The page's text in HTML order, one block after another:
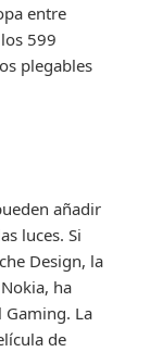
entre
599
plegables
añadir
luces. Si
Design, la
ha
La
de